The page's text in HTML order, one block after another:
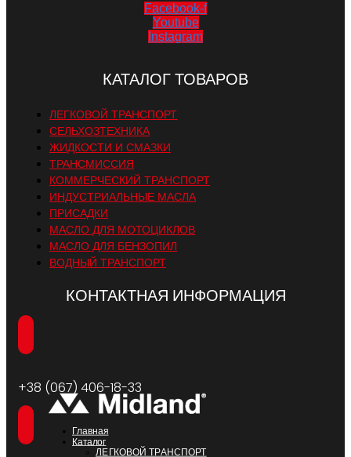
Facebook-f
Youtube
Instagram
КАТАЛОГ ТОВАРОВ
ЛЕГКОВОЙ ТРАНСПОРТ
СЕЛЬХОЗТЕХНИКА
ЖИДКОСТИ И СМАЗКИ
ТРАНСМИССИЯ
КОММЕРЧЕСКИЙ ТРАНСПОРТ
ИНДУСТРИАЛЬНЫЕ МАСЛА
ПРИСАДКИ
МАСЛО ДЛЯ МОТОЦИКЛОВ
МАСЛО ДЛЯ БЕНЗОПИЛ
ВОДНЫЙ ТРАНСПОРТ
КОНТАКТНАЯ ИНФОРМАЦИЯ
+38 (067) 406-18-33
Главная
Каталог
ЛЕГКОВОЙ ТРАНСПОРТ